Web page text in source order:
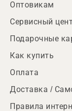
Оптовикам
Сервисный
Подарочные
Как купить
Оплата
Доставка /
Правила